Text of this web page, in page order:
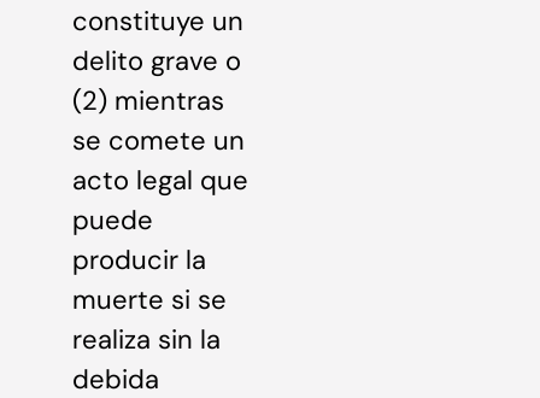
constituye un
delito grave o
(2) mientras
se comete un
acto legal que
puede
producir la
muerte si se
realiza sin la
debida